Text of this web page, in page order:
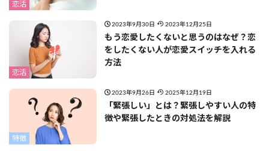
恋活
恋活
2023年9月30日 2023年12月25日
もう恋愛したくないと思うのはなぜ？恋
をしたくない人が恋愛スイッチを入れる
方法
特徴
2023年9月26日 2025年12月19日
「緊張しい」とは？緊張しやすい人の特
徴や緊張したときの対処法を解説